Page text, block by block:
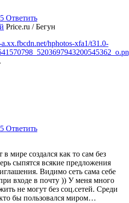
Ответить
Price.ru / Бегун
a.xx.fbcdn.net/hphotos-xfa1/t31.0-
Ответить
мире создался как то сам без
сыпятся всякие предложения
Видимо сеть сама себе
входе в почту )) У меня много
не могут без соц.сетей. Среди
бы пользовался миром…